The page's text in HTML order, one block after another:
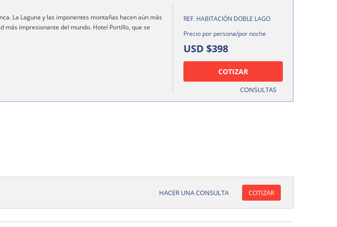
REF. HABITACIÓN DOBLE LAGO
Precio por persona/por noche
USD $398
COTIZAR
CONSULTAS
La Laguna y las imponentes montañas hacen aún más
más impresionante del mundo. Hotel Portillo, que se
COTIZAR
HACER UNA CONSULTA